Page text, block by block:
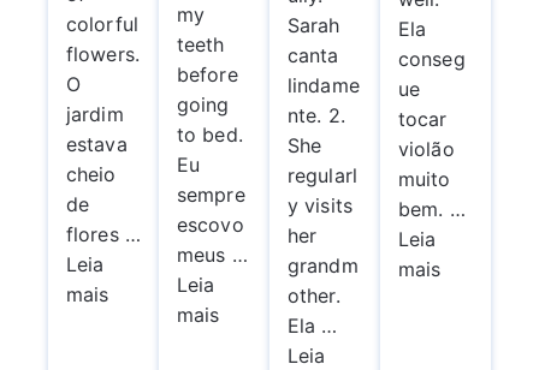
colorful
flowers.
O
jardim
estava
cheio
de
flores …
Leia
mais
my
teeth
before
going
to bed.
Eu
sempre
escovo
meus …
Leia
mais
Sarah
canta
lindame
nte. 2.
She
regularl
y visits
her
grandm
other.
Ela …
Leia
Ela
conseg
ue
tocar
violão
muito
bem. …
Leia
mais